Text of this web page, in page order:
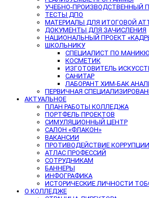
УЧЕБНО-ПРОИЗВОДСТВЕННЫЙ
ТЕСТЫ ДПО
МАТЕРИАЛЫ ДЛЯ ИТОГОВОЙ
ДОКУМЕНТЫ ДЛЯ ЗАЧИСЛЕНИЯ
НАЦИОНАЛЬНЫЙ ПРОЕКТ
ШКОЛЬНИКУ
СПЕЦИАЛИСТ ПО
КОСМЕТИК
ИЗГОТОВИТЕЛЬ
САНИТАР
ЛАБОРАНТ ХИМ-БАК
ПЕРВИЧНАЯ
АКТУАЛЬНОЕ
ПЛАН РАБОТЫ КОЛЛЕДЖА
ПОРТФЕЛЬ ПРОЕКТОВ
СИМУЛЯЦИОННЫЙ ЦЕНТР
САЛОН «ФЛАКОН»
ВАКАНСИИ
ПРОТИВОДЕЙСТВИЕ КОРРУПЦИИ
АТЛАС ПРОФЕССИЙ
СОТРУДНИКАМ
БАННЕРЫ
ИНФОГРАФИКА
ИСТОРИЧЕСКИЕ ЛИЧНОСТИ
О КОЛЛЕДЖЕ